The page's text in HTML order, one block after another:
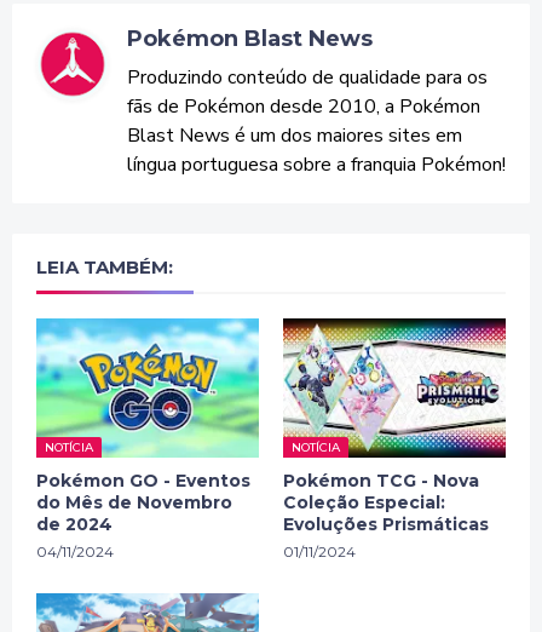
Pokémon Blast News
Produzindo conteúdo de qualidade para os
fãs de Pokémon desde 2010, a Pokémon
Blast News é um dos maiores sites em
língua portuguesa sobre a franquia Pokémon!
LEIA TAMBÉM:
NOTÍCIA
Pokémon GO - Eventos
do Mês de Novembro
de 2024
04/11/2024
NOTÍCIA
Pokémon TCG - Nova
Coleção Especial:
Evoluções Prismáticas
01/11/2024